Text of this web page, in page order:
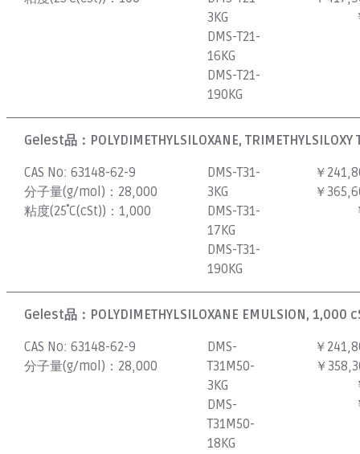
3KG
DMS-T21-
16KG
DMS-T21-
190KG
Gelest品： POLYDIMETHYLSILOXANE,
CAS No:63148-62-9
分子量(g/mol)： 28,000
粘度(25˚C(cSt))：1,000
DMS-T31-
3KG
DMS-T31-
17KG
DMS-T31-
190KG
￥
￥
Gelest品： POLYDIMETHYLSILOXANE EMULSION, 1,000
CAS No:63148-62-9
分子量(g/mol)： 28,000
DMS-
T31M50-
3KG
DMS-
T31M50-
18KG
￥
￥